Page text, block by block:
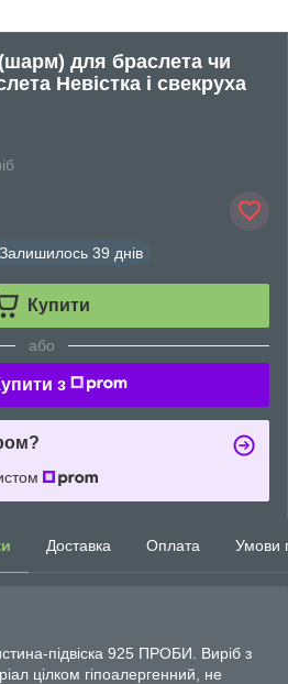
для браслета чи
Невістка і свекруха
Залишилось 39 днів
Купити
або
з
Доставка Оплата Умови
підвіска 925 ПРОБИ. Виріб з
цілком гіпоалергенний, не